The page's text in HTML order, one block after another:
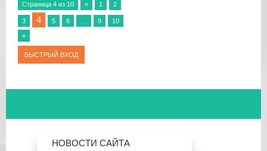
Страница 4 из 10 « 1 2
3 4 5 6 9 10
»
НОВОСТИ САЙТА